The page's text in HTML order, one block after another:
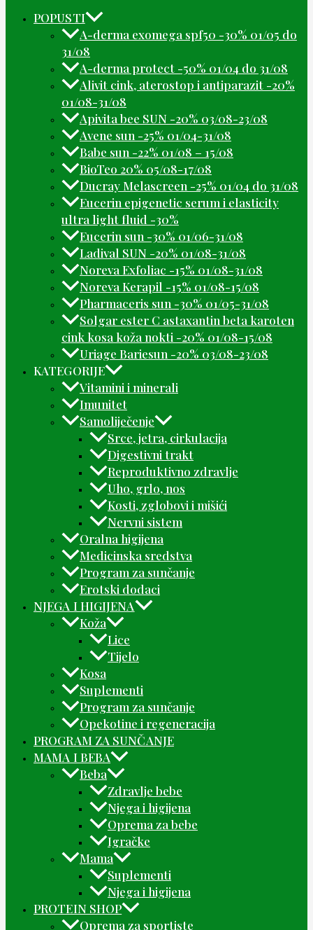
POPUSTI
A-derma exomega spf50 -30% 01/05 do
31/08
A-derma protect -50% 01/04 do 31/08
Alivit cink, aterostop i antiparazit -20%
01/08-31/08
Apivita bee SUN -20% 03/08-23/08
Avene sun -25% 01/04-31/08
Babe sun -22% 01/08 – 15/08
BioTeo 20% 05/08-17/08
Ducray Melascreen -25% 01/04 do 31/08
Eucerin epigenetic serum i elasticity
ultra light fluid -30%
Eucerin sun -30% 01/06-31/08
Ladival SUN -20% 01/08-31/08
Noreva Exfoliac -15% 01/08-31/08
Noreva Kerapil -15% 01/08-15/08
Pharmaceris sun -30% 01/05-31/08
Solgar ester C astaxantin beta karoten
cink kosa koža nokti -20% 01/08-15/08
Uriage Bariesun -20% 03/08-23/08
KATEGORIJE
Vitamini i minerali
Imunitet
Samoliječenje
Srce, jetra, cirkulacija
Digestivni trakt
Reproduktivno zdravlje
Uho, grlo, nos
Kosti, zglobovi i mišići
Nervni sistem
Oralna higijena
Medicinska sredstva
Program za sunčanje
Erotski dodaci
NJEGA I HIGIJENA
Koža
Lice
Tijelo
Kosa
Suplementi
Program za sunčanje
Opekotine i regeneracija
PROGRAM ZA SUNČANJE
MAMA I BEBA
Beba
Zdravlje bebe
Njega i higijena
Oprema za bebe
Igračke
Mama
Suplementi
Njega i higijena
PROTEIN SHOP
Oprema za sportiste